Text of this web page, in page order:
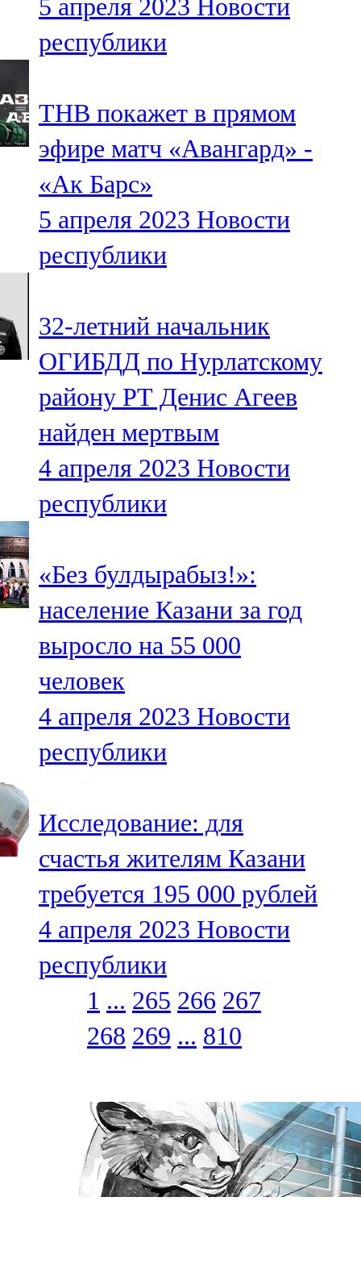
5 апреля 2023 Новости
республики
ТНВ покажет в прямом
эфире матч «Авангард» -
«Ак Барс»
5 апреля 2023 Новости
республики
32-летний начальник
ОГИБДД по Нурлатскому
району РТ Денис Агеев
найден мертвым
4 апреля 2023 Новости
республики
«Без булдырабыз!»:
население Казани за год
выросло на 55 000
человек
4 апреля 2023 Новости
республики
Исследование: для
счастья жителям Казани
требуется 195 000 рублей
4 апреля 2023 Новости
республики
1 ... 265 266 267
268 269 ... 810